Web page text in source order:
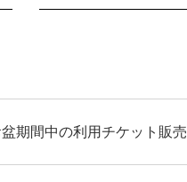
期間中の利用チケット販売